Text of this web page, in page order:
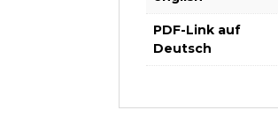
PDF-Link auf
Deutsch